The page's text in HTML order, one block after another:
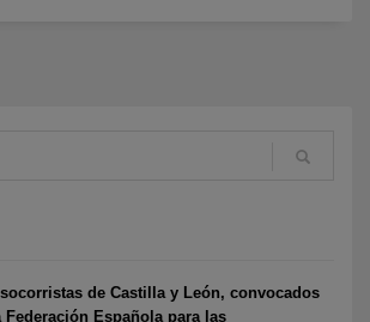
de Castilla y León, convocados
Federación Española para las